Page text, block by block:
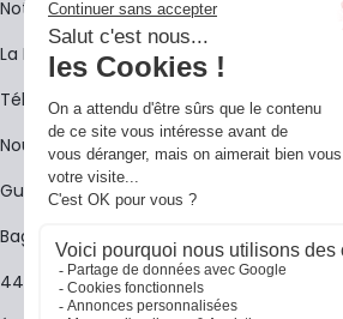
Notre histoire
La BagShow
​Télécharger le catalogue
Nous contacter
Guides La Baguetterie
Baguetterie Shop Online
44 ans de rencontres